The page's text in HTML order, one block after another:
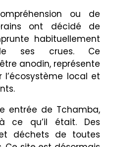
ou de
ont décidé de
habituellement
ses crues. Ce
anodin, représente
local et
entrée de Tchamba,
ce qu’il était. Des
déchets de toutes